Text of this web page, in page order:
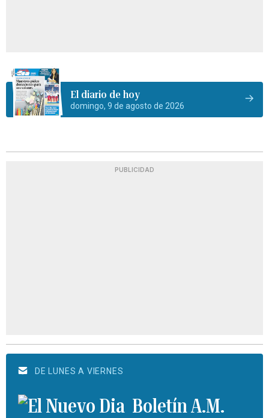
El diario de hoy
domingo, 9 de agosto de 2026
PUBLICIDAD
DE LUNES A VIERNES
Boletín A.M.